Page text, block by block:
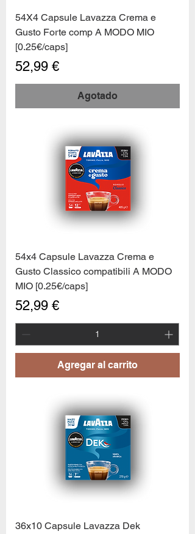
54X4 Capsule Lavazza Crema e
Gusto Forte comp A MODO MIO
[0.25€/caps]
Precio
52,99 €
Agotado
54x4 Capsule Lavazza Crema e
Gusto Classico compatibili A MODO
MIO [0.25€/caps]
Precio
52,99 €
Agregar al carrito
36x10 Capsule Lavazza Dek